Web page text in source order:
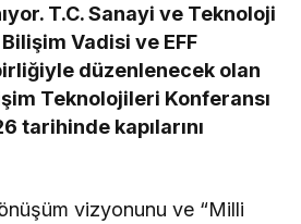
T.C. Sanayi ve Teknoloji
Bilişim Vadisi ve EFF
düzenlenecek olan
Teknolojileri Konferansı
tarihinde kapılarını
vizyonunu ve “Milli